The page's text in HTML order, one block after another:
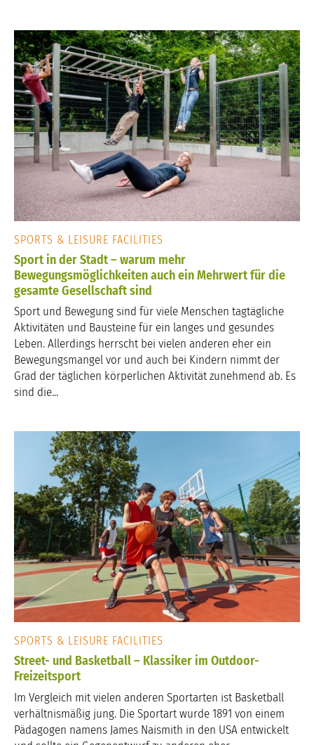
SPORTS & LEISURE FACILITIES
Sport in der Stadt – warum mehr
Bewegungsmöglichkeiten auch ein Mehrwert für die
gesamte Gesellschaft sind
Sport und Bewegung sind für viele Menschen tagtägliche
Aktivitäten und Bausteine für ein langes und gesundes
Leben. Allerdings herrscht bei vielen anderen eher ein
Bewegungsmangel vor und auch bei Kindern nimmt der
Grad der täglichen körperlichen Aktivität zunehmend ab. Es
sind die...
SPORTS & LEISURE FACILITIES
Street- und Basketball – Klassiker im Outdoor-
Freizeitsport
Im Vergleich mit vielen anderen Sportarten ist Basketball
verhältnismäßig jung. Die Sportart wurde 1891 von einem
Pädagogen namens James Naismith in den USA entwickelt